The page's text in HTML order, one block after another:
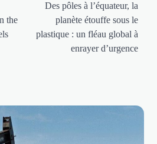
the
Des pôles à l’équateur, la
planète étouffe sous le
plastique : un fléau global à
enrayer d’urgence